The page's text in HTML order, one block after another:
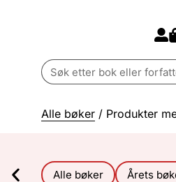
Search
for:
Alle bøker / Produkter
Alle bøker Årets